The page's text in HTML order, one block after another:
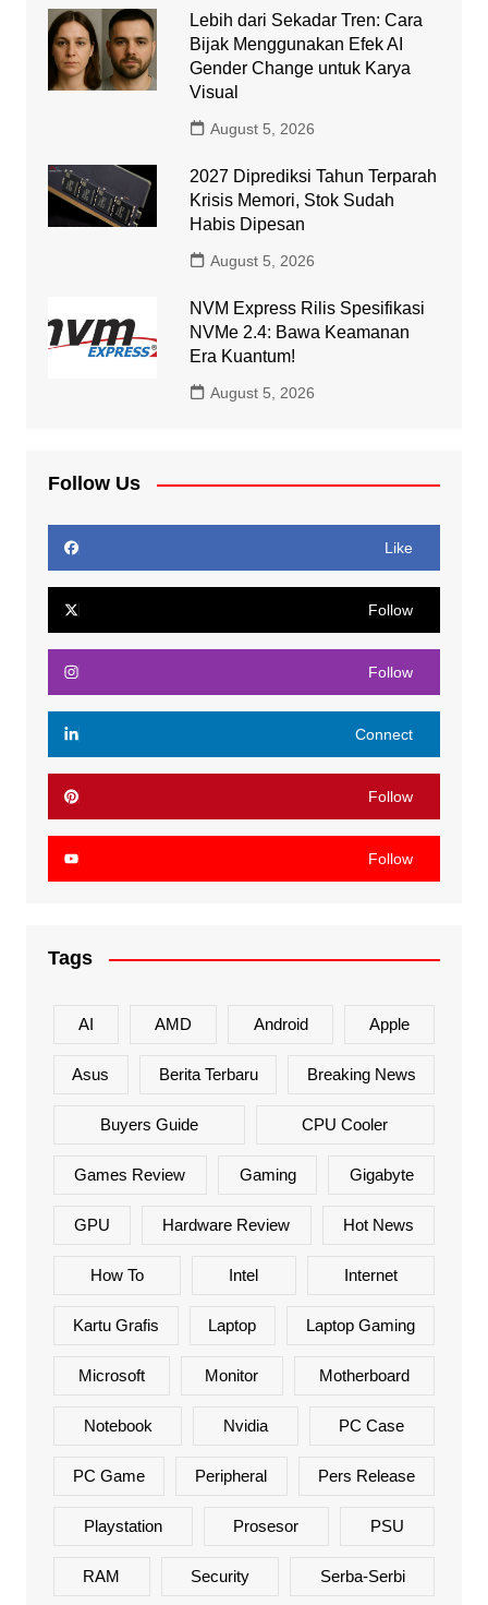
Lebih dari Sekadar Tren: Cara
Bijak Menggunakan Efek AI
Gender Change untuk Karya
Visual
August 5, 2026
2027 Diprediksi Tahun Terparah
Krisis Memori, Stok Sudah
Habis Dipesan
August 5, 2026
NVM Express Rilis Spesifikasi
NVMe 2.4: Bawa Keamanan
Era Kuantum!
August 5, 2026
Follow Us
Like
Follow
Follow
Connect
Follow
Follow
Tags
AI AMD Android Apple
Asus Berita Terbaru Breaking News
Buyers Guide CPU Cooler
Games Review Gaming Gigabyte
GPU Hardware Review Hot News
How To Intel Internet
Kartu Grafis Laptop Laptop Gaming
Microsoft Monitor Motherboard
Notebook Nvidia PC Case
PC Game Peripheral Pers Release
Playstation Prosesor PSU
RAM Security Serba-Serbi